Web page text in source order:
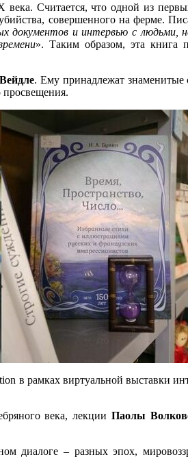
Считается, что одной из
совершенного на ферме.
документов и интервью с
». Таким образом, эта книга
. Ему принадлежат знаменитые
просвещения.
в рамках виртуальной выставки
века, лекции Паолы
диалоге – разных эпох,